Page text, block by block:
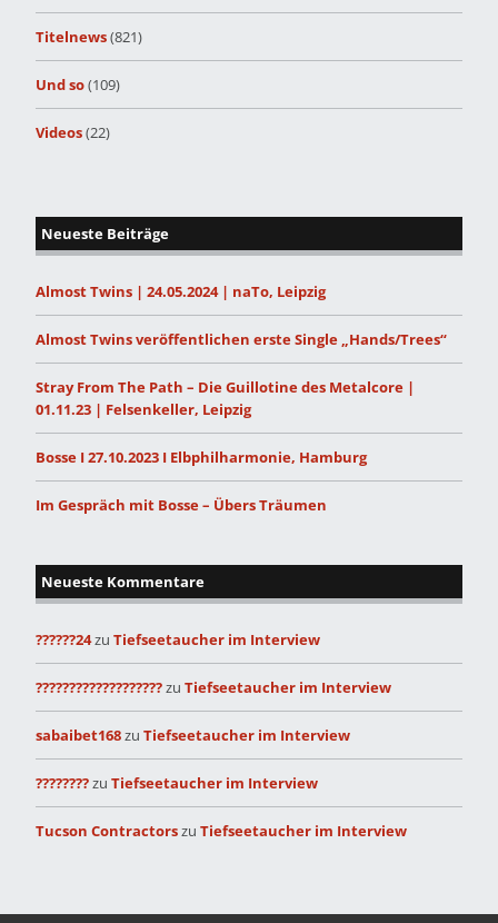
Titelnews(821)
Und so(109)
Videos(22)
Neueste Beiträge
Almost Twins | 24.05.2024 | naTo, Leipzig
Almost Twins veröffentlichen erste Single „Hands/Trees“
Stray From The Path – Die Guillotine des Metalcore |
01.11.23 | Felsenkeller, Leipzig
Bosse I 27.10.2023 I Elbphilharmonie, Hamburg
Im Gespräch mit Bosse – Übers Träumen
Neueste Kommentare
??????24zu Tiefseetaucher im Interview
???????????????????zu Tiefseetaucher im Interview
sabaibet168zu Tiefseetaucher im Interview
????????zu Tiefseetaucher im Interview
Tucson Contractorszu Tiefseetaucher im Interview